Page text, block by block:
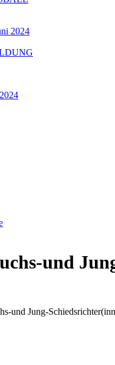
2024
und
und Jung-